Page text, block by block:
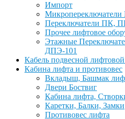
Импорт
Переключатели ПК,
Прочее лифтовое
Этажные
ДПЭ-101
Кабель подвесной
Кабина лифта и противовес
Вкладыш, Башмак
Двери Боствиг
Кабина лифта,
Каретки, Балки, Замки
Противовес лифта